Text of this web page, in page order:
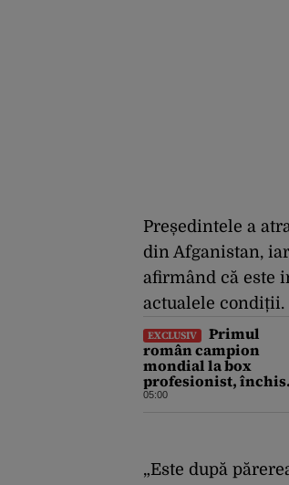
Președintele a
din Afganistan,
afirmând că este
actualele condiții.
EXCLUSIV
Primul
român campion
mondial la box
profesionist, închis
pentru tentativă de
05:00
„Este după